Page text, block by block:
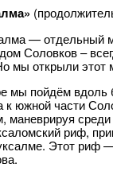
— отдельный
Соловков –
мы открыли этот
мы пойдём вдоль
к южной части
маневрируя
риф,
Этот риф